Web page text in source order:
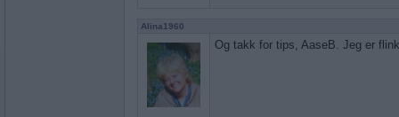
Alina1960
Og takk for tips, AaseB. Jeg er